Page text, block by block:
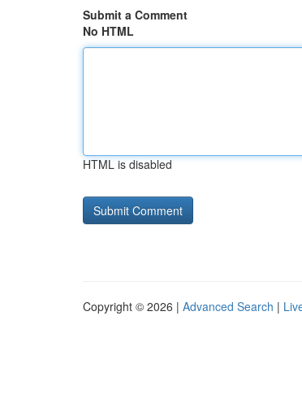
Submit a Comment
No HTML
HTML is disabled
Copyright © 2026 | Advanced Search |